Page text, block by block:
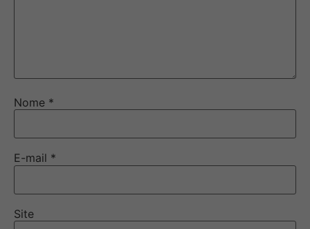
Nome *
E-mail *
Site